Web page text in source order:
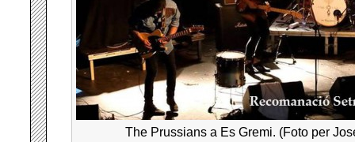
The Prussians a Es Gremi. (Foto per